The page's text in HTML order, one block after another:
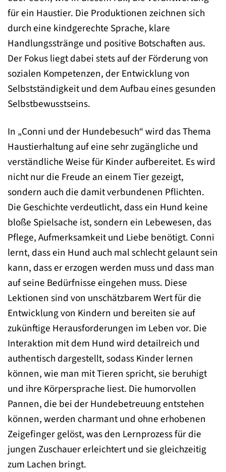
für ein Haustier. Die Produktionen zeichnen sich
durch eine kindgerechte Sprache, klare
Handlungsstränge und positive Botschaften aus.
Der Fokus liegt dabei stets auf der Förderung von
sozialen Kompetenzen, der Entwicklung von
Selbstständigkeit und dem Aufbau eines gesunden
Selbstbewusstseins.
In „Conni und der Hundebesuch“ wird das Thema
Haustierhaltung auf eine sehr zugängliche und
verständliche Weise für Kinder aufbereitet. Es wird
nicht nur die Freude an einem Tier gezeigt,
sondern auch die damit verbundenen Pflichten.
Die Geschichte verdeutlicht, dass ein Hund keine
bloße Spielsache ist, sondern ein Lebewesen, das
Pflege, Aufmerksamkeit und Liebe benötigt. Conni
lernt, dass ein Hund auch mal schlecht gelaunt sein
kann, dass er erzogen werden muss und dass man
auf seine Bedürfnisse eingehen muss. Diese
Lektionen sind von unschätzbarem Wert für die
Entwicklung von Kindern und bereiten sie auf
zukünftige Herausforderungen im Leben vor. Die
Interaktion mit dem Hund wird detailreich und
authentisch dargestellt, sodass Kinder lernen
können, wie man mit Tieren spricht, sie beruhigt
und ihre Körpersprache liest. Die humorvollen
Pannen, die bei der Hundebetreuung entstehen
können, werden charmant und ohne erhobenen
Zeigefinger gelöst, was den Lernprozess für die
jungen Zuschauer erleichtert und sie gleichzeitig
zum Lachen bringt.